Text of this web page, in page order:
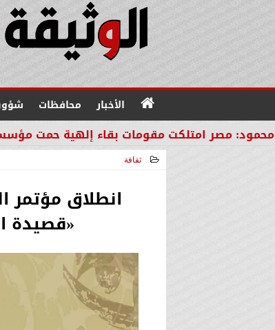
الأخبار محافظات
امتلكت مقومات بقاء إلهية حمت مؤسساتها من
ثقافة
انطلاق مؤتمر
«قصيدة